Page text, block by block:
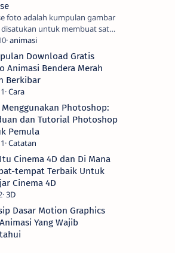
foto adalah kumpulan gambar
untuk membuat satu
Seni tradisional melibatkan
gambar menjadi bentuk
men…
Download Gratis
Animasi Bendera Merah
Berkibar
Menggunakan Photoshop:
dan Tutorial Photoshop
Pemula
Cinema 4D dan Di Mana
tempat Terbaik Untuk
Cinema 4D
Dasar Motion Graphics
Yang Wajib